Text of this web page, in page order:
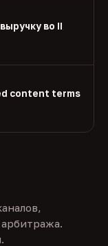
во II
content terms